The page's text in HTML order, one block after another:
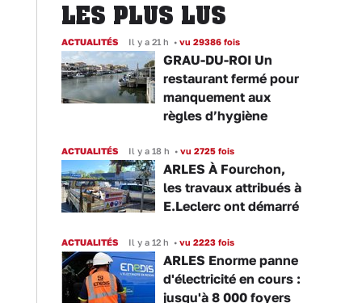
LES PLUS LUS
ACTUALITÉS Il y a 21 h • vu 29386 fois
GRAU-DU-ROI Un
restaurant fermé pour
manquement aux
règles d’hygiène
ACTUALITÉS Il y a 18 h • vu 2725 fois
ARLES À Fourchon,
les travaux attribués à
E.Leclerc ont démarré
ACTUALITÉS Il y a 12 h • vu 2223 fois
ARLES Enorme panne
d'électricité en cours :
jusqu'à 8 000 foyers